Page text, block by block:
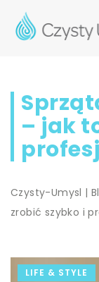
– jak
Czysty-Umysl |
zrobić szybko i
LIFE & STYLE